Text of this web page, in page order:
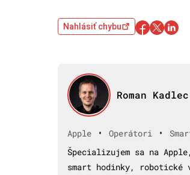
Nahlásiť chybu
Roman Kadlec
Apple • Operátori •
Špecializujem sa na
smart hodinky, robotické